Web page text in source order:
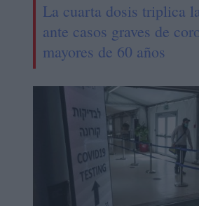
La cuarta dosis triplica
ante casos graves de
mayores de 60 años